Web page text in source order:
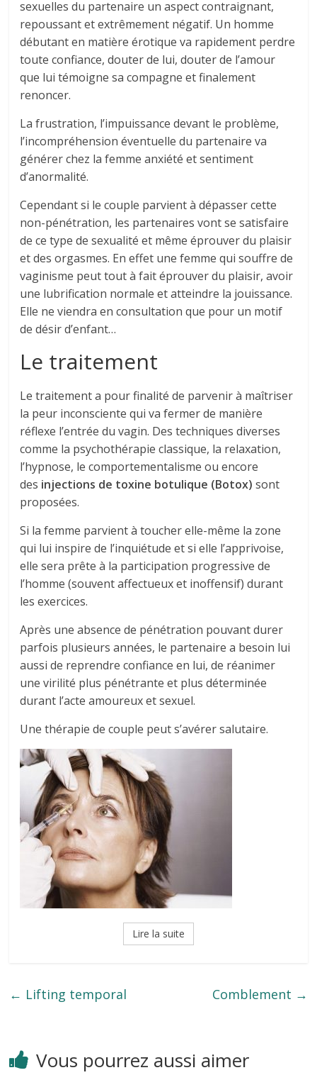
sexuelles du partenaire un aspect contraignant,
repoussant et extrêmement négatif. Un homme
débutant en matière érotique va rapidement perdre
toute confiance, douter de lui, douter de l’amour
que lui témoigne sa compagne et finalement
renoncer.
La frustration, l’impuissance devant le problème,
l’incompréhension éventuelle du partenaire va
générer chez la femme anxiété et sentiment
d’anormalité.
Cependant si le couple parvient à dépasser cette
non-pénétration, les partenaires vont se satisfaire
de ce type de sexualité et même éprouver du plaisir
et des orgasmes. En effet une femme qui souffre de
vaginisme peut tout à fait éprouver du plaisir, avoir
une lubrification normale et atteindre la jouissance.
Elle ne viendra en consultation que pour un motif
de désir d’enfant…
Le traitement
Le traitement a pour finalité de parvenir à maîtriser
la peur inconsciente qui va fermer de manière
réflexe l’entrée du vagin. Des techniques diverses
comme la psychothérapie classique, la relaxation,
l’hypnose, le comportementalisme ou encore
des injections de toxine botulique (Botox)sont
proposées.
Si la femme parvient à toucher elle-même la zone
qui lui inspire de l’inquiétude et si elle l’apprivoise,
elle sera prête à la participation progressive de
l’homme (souvent affectueux et inoffensif) durant
les exercices.
Après une absence de pénétration pouvant durer
parfois plusieurs années, le partenaire a besoin lui
aussi de reprendre confiance en lui, de réanimer
une virilité plus pénétrante et plus déterminée
durant l’acte amoureux et sexuel.
Une thérapie de couple peut s’avérer salutaire.
Lire la suite
← Lifting temporal Comblement →
Vous pourrez aussi aimer